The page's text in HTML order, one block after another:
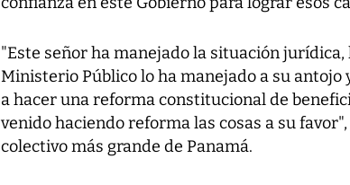
"Este señor ha manejado la situación
Ministerio Público lo ha manejado a su antojo
a hacer una reforma constitucional de
venido haciendo reforma las cosas a su
colectivo más grande de Panamá.